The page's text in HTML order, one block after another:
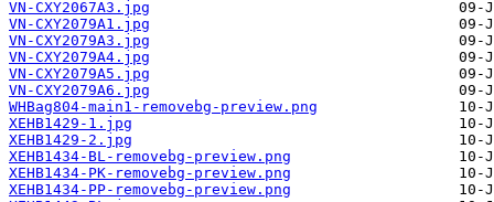
VN-CXY2067A3.jpg
VN-CXY2079A1.jpg
VN-CXY2079A3.jpg
VN-CXY2079A4.jpg
VN-CXY2079A5.jpg
VN-CXY2079A6.jpg
WHBag804-main1-removebg-preview.png
XEHB1429-1.jpg
XEHB1429-2.jpg
XEHB1434-BL-removebg-preview.png
XEHB1434-PK-removebg-preview.png
XEHB1434-PP-removebg-preview.png